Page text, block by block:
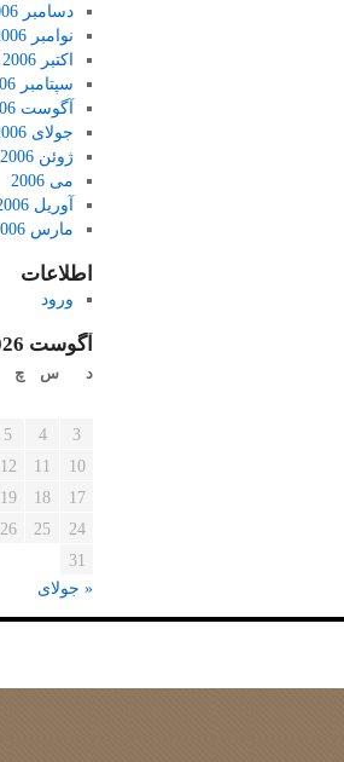
دسامبر 2006
نوامبر 2006
اکتبر 2006
سپتامبر 2006
آگوست 2006
جولای 2006
ژوئن 2006
می 2006
آوریل 2006
مارس 2006
اطلاعات
ورود
آگوست 2026
د س چ
3
4
5
10
11
12
17
18
19
24
25
26
31
« جولای